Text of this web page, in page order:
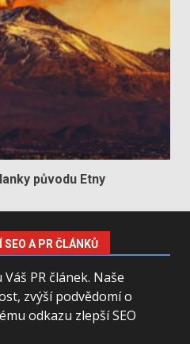
původu Etny
A PR ČLÁNKŮ
PR článek. Naše
zvýší podvědomí o
odkazu zlepší SEO